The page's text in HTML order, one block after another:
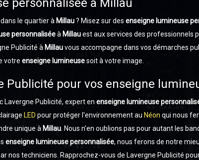
personnalisée à Millau
dans le quartier à Millau? Misez sur des enseigne lumineuse
personnaliséeà Millauest aux services des professionnels
Publicité à Millauvous accompagne dans vos démarches
votre enseigne lumineusesoit à votre image.
Publicité pour vos enseigne
Lavergne Publicité, expert en enseigne lumineuse
LED pour protéger l'environnement au Néon qui nous
unique à Millau . Nous n'en oublions pas pour autant les
enseigne lumineuse personnalisée, nous ferons de notre
nos techniciens. Rapprochez-vous de Lavergne Publicité